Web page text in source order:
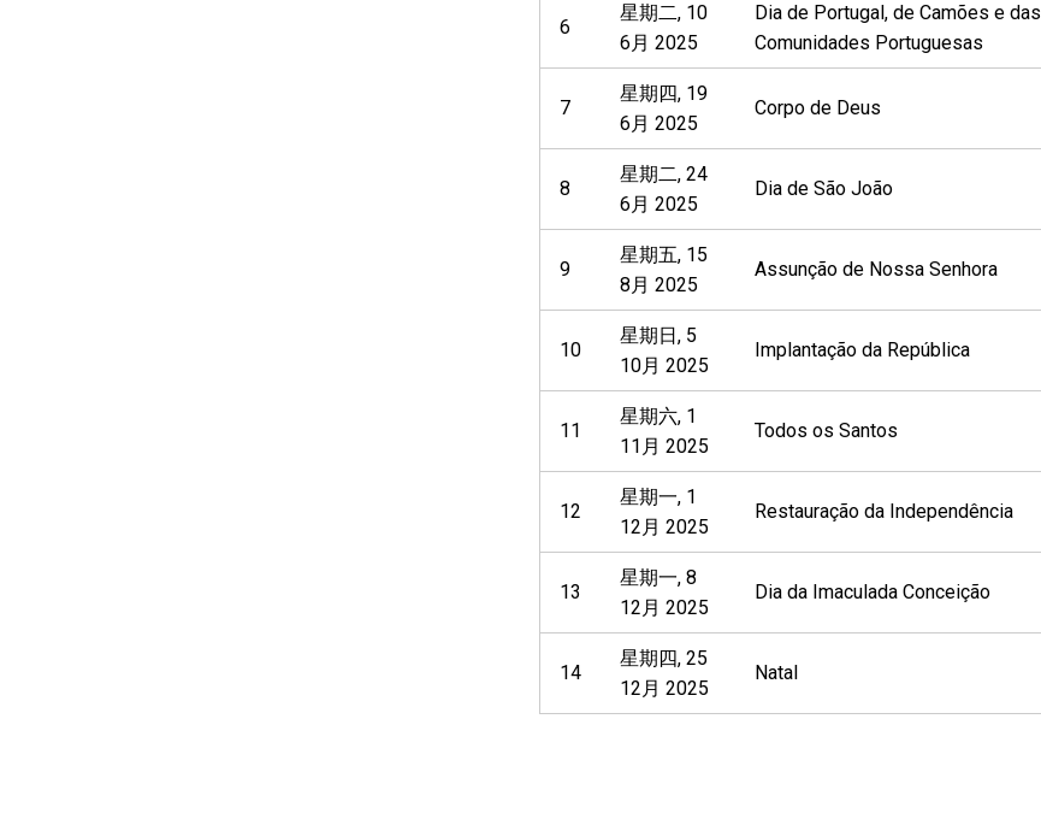
6
星期二, 10
6月 2025
Dia de Portugal, de Camões e das
Comunidades Portuguesas
7
星期四, 19
6月 2025
Corpo de Deus
8
星期二, 24
6月 2025
Dia de São João
9
星期五, 15
8月 2025
Assunção de Nossa Senhora
10
星期日, 5
10月 2025
Implantação da República
11
星期六, 1
11月 2025
Todos os Santos
12
星期一, 1
12月 2025
Restauração da Independência
13
星期一, 8
12月 2025
Dia da Imaculada Conceição
14
星期四, 25
12月 2025
Natal